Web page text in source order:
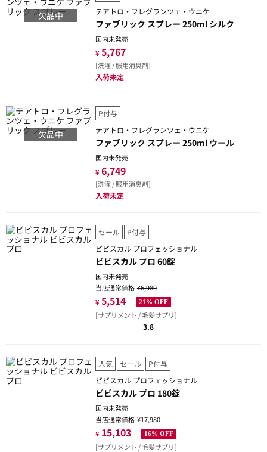
欠品中
テアトロ・フレグランツェ・ウニケ
ファブリック スプレー 250ml シルク
国内未発売
¥ 5,767
[洗濯 / 服用消臭剤]
入荷未定
欠品中
P付与
テアトロ・フレグランツェ・ウニケ
ファブリック スプレー 250ml ウール
国内未発売
¥ 6,749
[洗濯 / 服用消臭剤]
入荷未定
セール
P付与
ビビスカル プロフェッショナル
ビビスカル プロ 60錠
国内未発売
当店通常価格¥6,980
¥ 5,514 21% OFF
[サプリメント / 毛髪サプリ]
3.8
人気 セール
P付与
ビビスカル プロフェッショナル
ビビスカル プロ 180錠
国内未発売
当店通常価格¥17,980
¥ 15,103 16% OFF
[サプリメント / 毛髪サプリ]